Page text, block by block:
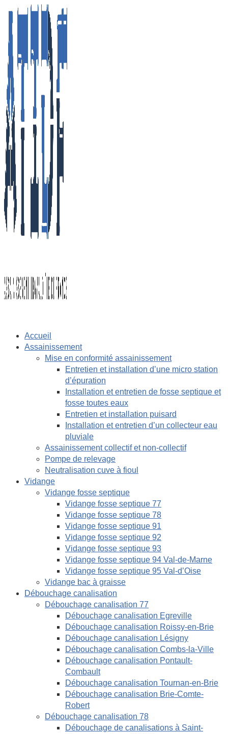
Accueil
Assainissement
Mise en conformité assainissement
Entretien et installation d’une micro station
d’épuration
Installation et entretien de fosse septique et
fosse toutes eaux
Entretien et installation puisard
Installation et entretien d’un collecteur eau
pluviale
Assainissement collectif et non-collectif
Pompe de relevage
Neutralisation cuve à fioul
Vidange
Vidange fosse septique
Vidange fosse septique 77
Vidange fosse septique 78
Vidange fosse septique 91
Vidange fosse septique 92
Vidange fosse septique 93
Vidange fosse septique 94 Val-de-Marne
Vidange fosse septique 95 Val-d’Oise
Vidange bac à graisse
Débouchage canalisation
Débouchage canalisation 77
Débouchage canalisation Egreville
Débouchage canalisation Roissy-en-Brie
Débouchage canalisation Lésigny
Débouchage canalisation Combs-la-Ville
Débouchage canalisation Pontault-
Combault
Débouchage canalisation Tournan-en-Brie
Débouchage canalisation Brie-Comte-
Robert
Débouchage canalisation 78
Débouchage de canalisations à Saint-